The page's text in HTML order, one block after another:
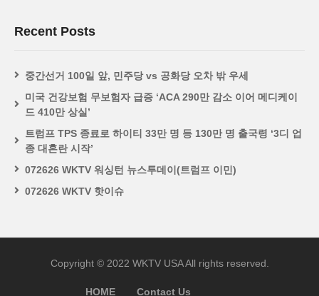
Recent Posts
중간선거 100일 앞, 민주당 vs 공화당 오차 밖 우세
미국 건강보험 무보험자 급증 ‘ACA 290만 감소 이어 메디케이
드 410만 상실’
트럼프 TPS 종료로 하이티 33만 명 등 130만 명 출국령 ‘3디 업
종 대혼란 시작’
072626 WKTV 워싱턴 뉴스투데이(트럼프 이민)
072626 WKTV 핫이슈
Copyright © 2022 WKTV USA All rights reserved.
HOME Contact Us